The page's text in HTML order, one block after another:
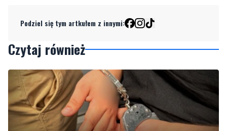
Podziel się tym artkułem z innymi:
Czytaj również